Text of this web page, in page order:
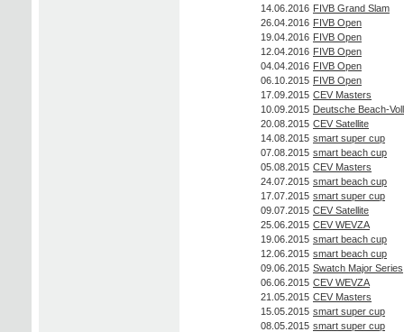
14.06.2016 FIVB Grand Slam
26.04.2016 FIVB Open
19.04.2016 FIVB Open
12.04.2016 FIVB Open
04.04.2016 FIVB Open
06.10.2015 FIVB Open
17.09.2015 CEV Masters
10.09.2015 Deutsche Beach-
20.08.2015 CEV Satellite
14.08.2015 smart super cup
07.08.2015 smart beach cup
05.08.2015 CEV Masters
24.07.2015 smart beach cup
17.07.2015 smart super cup
09.07.2015 CEV Satellite
25.06.2015 CEV WEVZA
19.06.2015 smart beach cup
12.06.2015 smart beach cup
09.06.2015 Swatch Major Series
06.06.2015 CEV WEVZA
21.05.2015 CEV Masters
15.05.2015 smart super cup
08.05.2015 smart super cup